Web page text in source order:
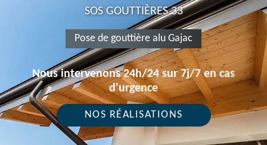
SOS GOUTTIÈRES 33
Pose de gouttière alu Gajac
Nous intervenons 24h/24 sur 7j/7 en cas
d'urgence
NOS RÉALISATIONS